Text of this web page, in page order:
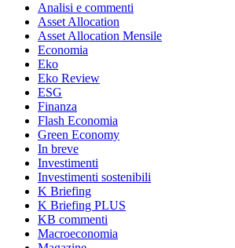
Analisi e commenti
Asset Allocation
Asset Allocation Mensile
Economia
Eko
Eko Review
ESG
Finanza
Flash Economia
Green Economy
In breve
Investimenti
Investimenti sostenibili
K Briefing
K Briefing PLUS
KB commenti
Macroeconomia